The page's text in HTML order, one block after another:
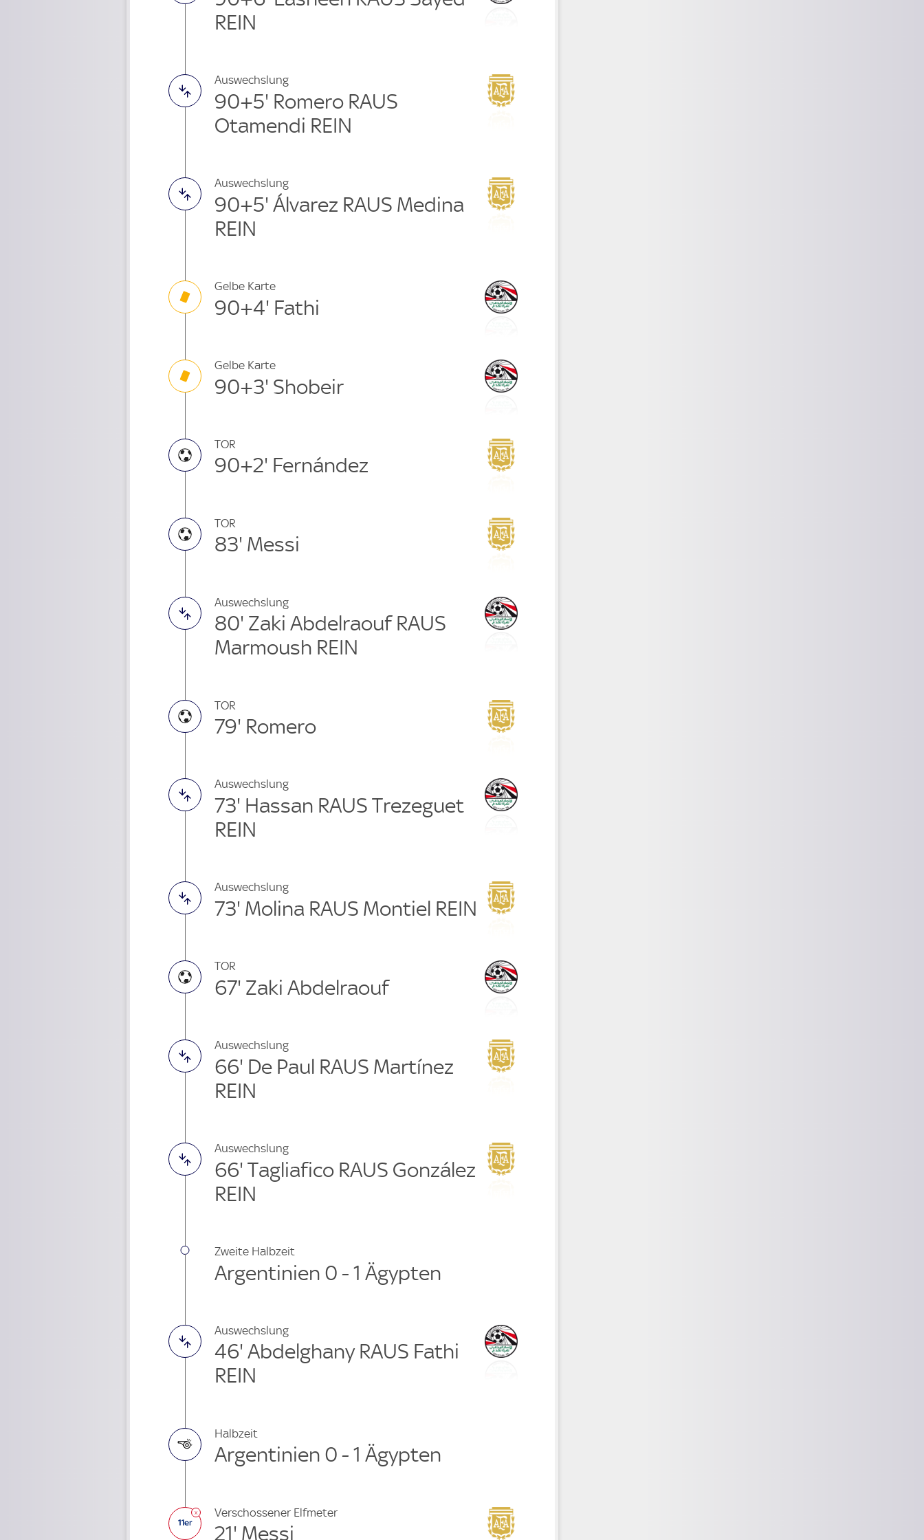
REIN
Auswechslung
90+5' Romero RAUS
Otamendi REIN
Auswechslung
90+5' Álvarez RAUS Medina
REIN
Gelbe Karte
90+4' Fathi
Gelbe Karte
90+3' Shobeir
TOR
90+2' Fernández
TOR
83' Messi
Auswechslung
80' Zaki Abdelraouf RAUS
Marmoush REIN
TOR
79' Romero
Auswechslung
73' Hassan RAUS Trezeguet
REIN
Auswechslung
73' Molina RAUS Montiel REIN
TOR
67' Zaki Abdelraouf
Auswechslung
66' De Paul RAUS Martínez
REIN
Auswechslung
66' Tagliafico RAUS González
REIN
Zweite Halbzeit
Argentinien 0 - 1 Ägypten
Auswechslung
46' Abdelghany RAUS Fathi
REIN
Halbzeit
Argentinien 0 - 1 Ägypten
Verschossener Elfmeter
21' Messi